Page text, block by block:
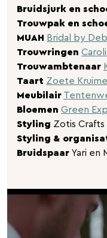
Bruidsjurk en
Trouwpak en
MUAH Bridal by Deb
Trouwringen
Trouwambtenaar
Taart Zoete
Meubilair
Bloemen Green
Styling Zotis Crafts |
Styling &
Bruidspaar Yari en